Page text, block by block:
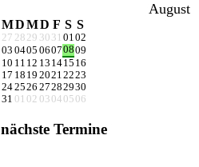
August
MDMD F S S
27 28 29 30 31 0102
03 0405 06070809
10 11 12 13 1415 16
17 18 19 20212223
242526 27282930
31 01 02 03 04 05 06
nächste Termine